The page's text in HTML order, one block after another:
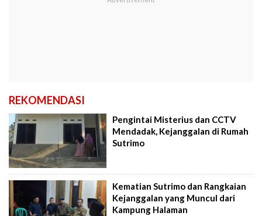
REKOMENDASI
Pengintai Misterius dan CCTV
Mendadak, Kejanggalan di Rumah
Sutrimo
Kematian Sutrimo dan Rangkaian
Kejanggalan yang Muncul dari
Kampung Halaman